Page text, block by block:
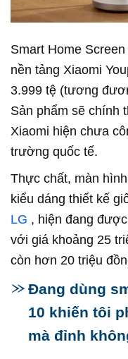
Smart Home
nền tảng Xiaomi
3.999 tệ (tương
Sản phẩm sẽ chính
Xiaomi hiện chưa
trường quốc tế.
Thực chất, màn
kiểu dáng thiết kế
LG , hiện đang
với giá khoảng 25
còn hơn 20 triệu
Đang dùng
10 khiến tôi
mà đỉnh